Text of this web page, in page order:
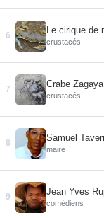
6
Le cirique de
crustacés
7
Crabe Zagaya
crustacés
8
Samuel
maire
9
Jean Yves
comédiens